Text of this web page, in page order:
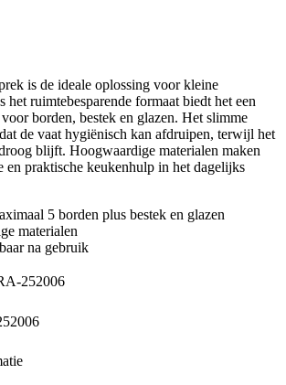
is de ideale oplossing voor kleine
het ruimtebesparende formaat biedt het een
borden, bestek en glazen. Het slimme
de vaat hygiënisch kan afdruipen, terwijl het
blijft. Hoogwaardige materialen maken
en praktische keukenhulp in het dagelijks
5 borden plus bestek en glazen
materialen
na gebruik
252006